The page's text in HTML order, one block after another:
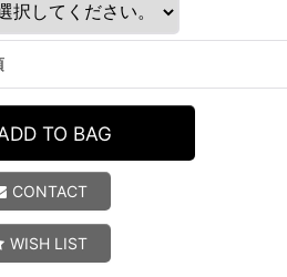
TO BAG
CONTACT
WISH LIST